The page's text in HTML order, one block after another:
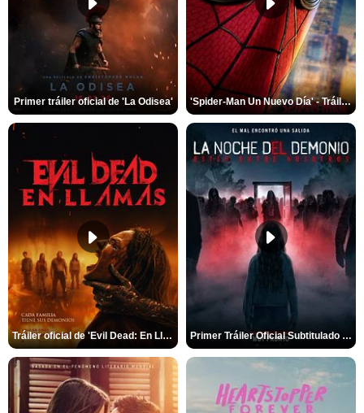
Primer tráiler oficial de 'La Odisea' 'Spider-Man Un Nuevo Día' - Tráiler oficial subtitulado
Tráiler oficial de 'Evil Dead: En Llamas' Primer Tráiler Oficial Subtitulado de 'La Noche Del Demonio: Están Entre Nosotros'